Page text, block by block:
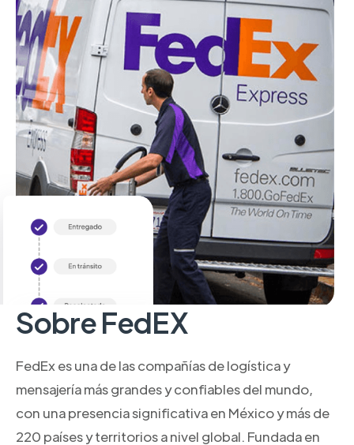
Sobre FedEX
FedEx es una de las compañías de logística y
mensajería más grandes y confiables del mundo,
con una presencia significativa en México y más de
220 países y territorios a nivel global. Fundada en